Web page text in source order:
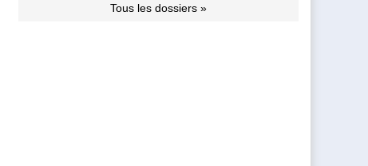
Tous les dossiers »